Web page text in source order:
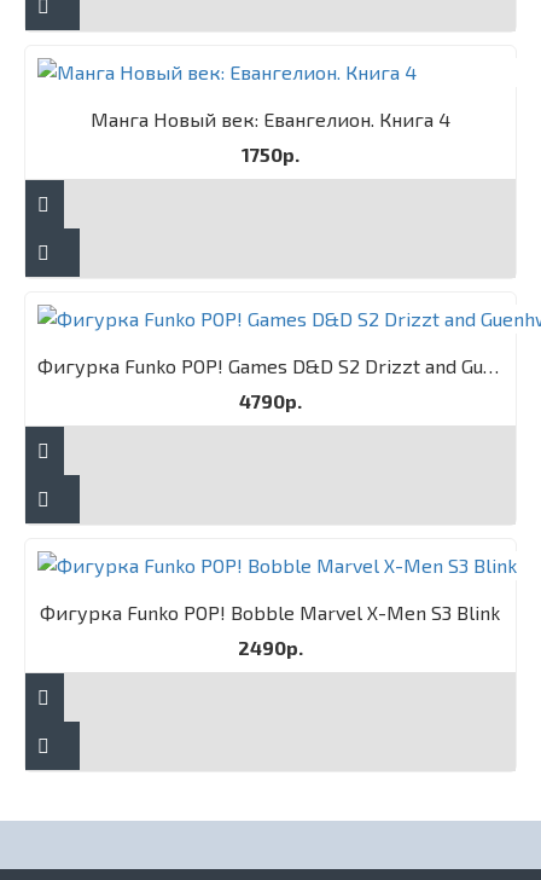
Манга Новый век: Евангелион. Книга 4
1750р.
Фигурка Funko POP! Games D&D S2 Drizzt and Guenhwyvar 2PK
4790р.
Фигурка Funko POP! Bobble Marvel X-Men S3 Blink
2490р.